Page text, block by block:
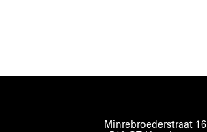
Minrebroederstraat 16